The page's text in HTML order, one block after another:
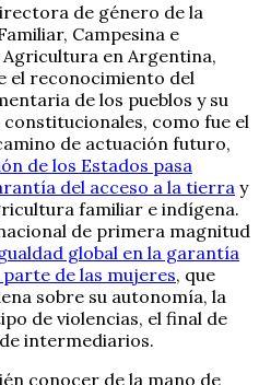
de género de la
Campesina e
en Argentina,
el reconocimiento del
de los pueblos y su
como fue el
de actuación futuro,
de los Estados pasa
del acceso a la tierra y
familiar e indígena.
de primera magnitud
global en la garantía
de las mujeres, que
sobre su autonomía, la
de violencias, el final de
intermediarios.
conocer de la mano de